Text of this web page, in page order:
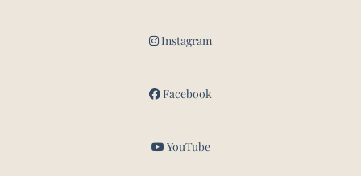
Instagram
Facebook
YouTube